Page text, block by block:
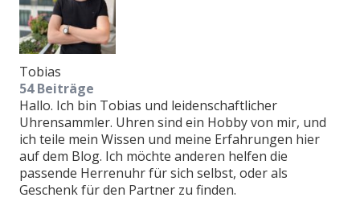
Tobias
54 Beiträge
Hallo. Ich bin Tobias und leidenschaftlicher
Uhrensammler. Uhren sind ein Hobby von mir, und
ich teile mein Wissen und meine Erfahrungen hier
auf dem Blog. Ich möchte anderen helfen die
passende Herrenuhr für sich selbst, oder als
Geschenk für den Partner zu finden.